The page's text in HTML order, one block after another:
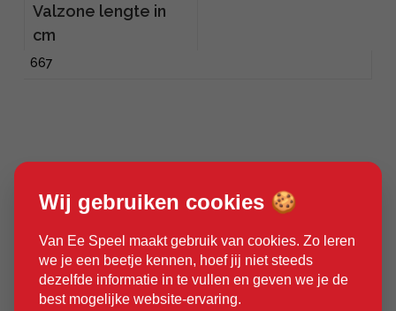
Valzone lengte in
cm
667
Wij gebruiken cookies 🍪
Van Ee Speel maakt gebruik van cookies. Zo leren
we je een beetje kennen, hoef jij niet steeds
dezelfde informatie in te vullen en geven we je de
best mogelijke website-ervaring.